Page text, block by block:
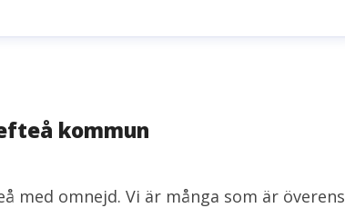
kommun
med omnejd. Vi är många som är överens